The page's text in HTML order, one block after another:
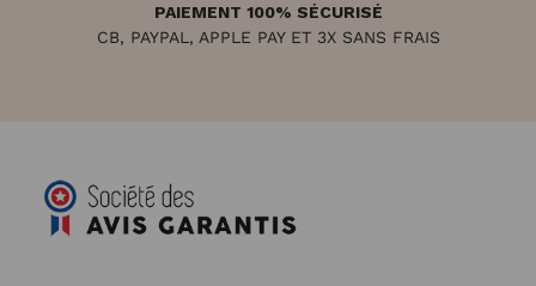
PAIEMENT 100% SÉCURISÉ
CB, PAYPAL, APPLE PAY ET 3X SANS FRAIS